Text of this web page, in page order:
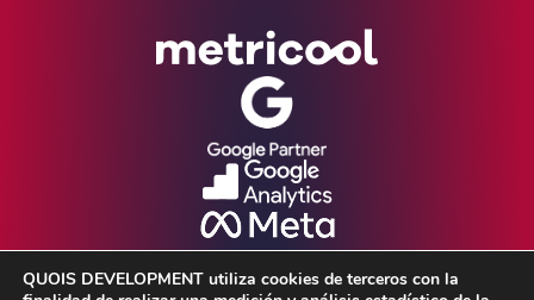
QUOIS DEVELOPMENT utiliza cookies de terceros con la